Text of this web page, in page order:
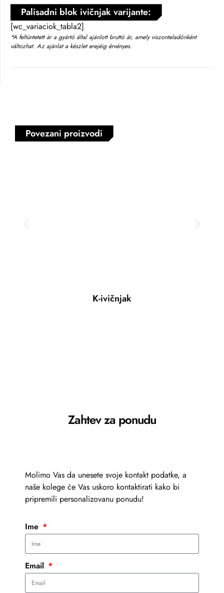
Palisadni blok ivičnjak varijante:
[wc_variaciok_tabla2]
*A feltüntetett ár a gyártó által ajánlott bruttó ár, amely viszonteladónként
változhat. Az ajánlat a készlet erejéig érvényes.
Povezani proizvodi
K-ivičnjak
Zahtev za ponudu
Molimo Vas da unesete svoje kontakt podatke, a
naše kolege će Vas uskoro kontaktirati kako bi
pripremili personalizovanu ponudu!
Ime
Email